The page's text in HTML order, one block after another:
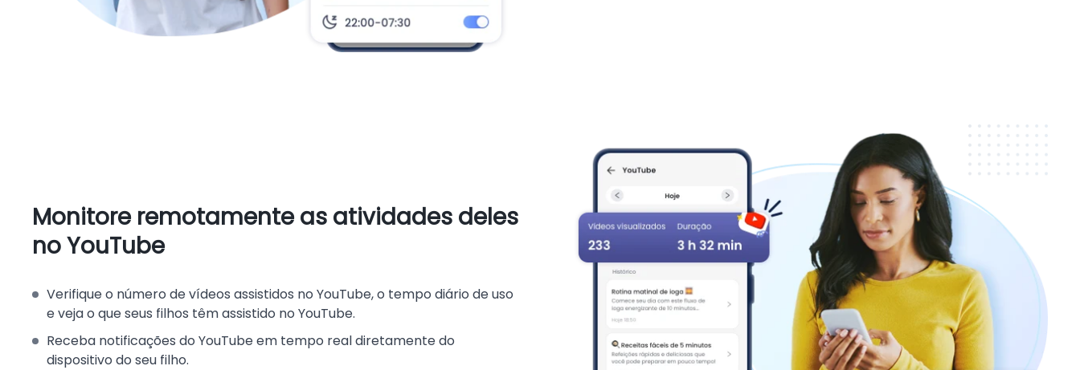
Monitore remotamente as atividades deles
no YouTube
Verifique o número de vídeos assistidos no YouTube, o tempo diário de uso
e veja o que seus filhos têm assistido no YouTube.
Receba notificações do YouTube em tempo real diretamente do
dispositivo do seu filho.